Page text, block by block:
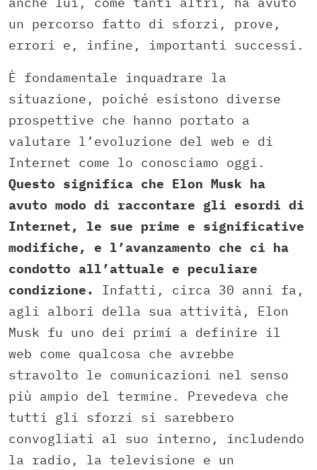
un percorso fatto di sforzi, prove,
errori e, infine, importanti successi.
È fondamentale inquadrare la
situazione, poiché esistono diverse
prospettive che hanno portato a
valutare l’evoluzione del web e di
Internet come lo conosciamo oggi.
Questo significa che Elon Musk ha
avuto modo di raccontare gli esordi di
Internet, le sue prime e significative
modifiche, e l’avanzamento che ci ha
condotto all’attuale e peculiare
condizione.
Infatti, circa 30 anni fa,
agli albori della sua attività, Elon
Musk fu uno dei primi a definire il
web come qualcosa che avrebbe
stravolto le comunicazioni nel senso
più ampio del termine. Prevedeva che
tutti gli sforzi si sarebbero
convogliati al suo interno, includendo
la radio, la televisione e un